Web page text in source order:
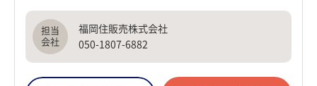
福岡住販売株式会社
050-1807-6882